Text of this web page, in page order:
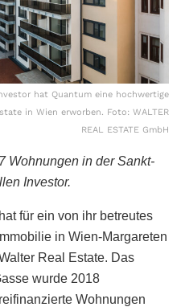
hat Quantum eine hochwertige
in Wien erworben. Foto: WALTER
REAL ESTATE GmbH
Wohnungen in der Sankt-
Investor.
für ein von ihr betreutes
in Wien-Margareten
Real Estate. Das
wurde 2018
Wohnungen